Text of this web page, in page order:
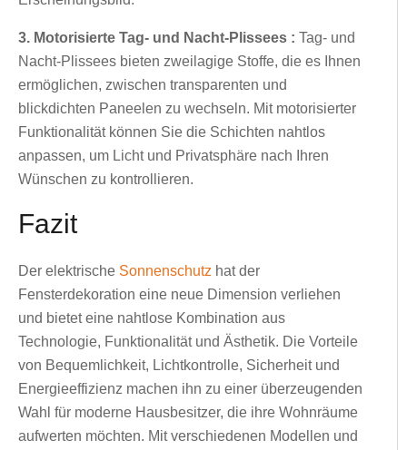
3. Motorisierte Tag- und Nacht-Plissees : Tag- und
Nacht-Plissees bieten zweilagige Stoffe, die es Ihnen
ermöglichen, zwischen transparenten und
blickdichten Paneelen zu wechseln. Mit motorisierter
Funktionalität können Sie die Schichten nahtlos
anpassen, um Licht und Privatsphäre nach Ihren
Wünschen zu kontrollieren.
Fazit
Der elektrische Sonnenschutz hat der
Fensterdekoration eine neue Dimension verliehen
und bietet eine nahtlose Kombination aus
Technologie, Funktionalität und Ästhetik. Die Vorteile
von Bequemlichkeit, Lichtkontrolle, Sicherheit und
Energieeffizienz machen ihn zu einer überzeugenden
Wahl für moderne Hausbesitzer, die ihre Wohnräume
aufwerten möchten. Mit verschiedenen Modellen und